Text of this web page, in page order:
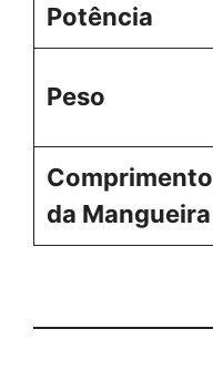
Potência
Peso
Comprimento
da Mangueira